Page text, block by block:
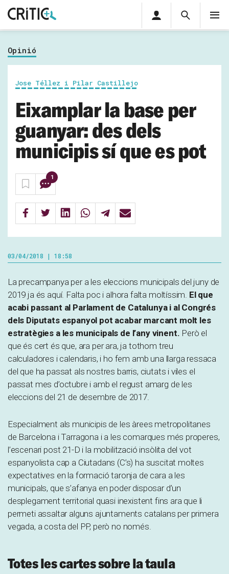
Cerca
Cerca
privada
Inicia sessió
Opinió
Jose Téllez i Pilar Castillejo
Eixamplar la base per
guanyar: des dels
municipis sí que es pot
1
03/04/2018 | 18:58
La precampanya per a les eleccions municipals del juny de
2019 ja és aquí. Falta poc i alhora falta moltíssim. El que
acabi passant al Parlament de Catalunya i al Congrés
dels Diputats espanyol pot acabar marcant molt les
estratègies a les municipals de l’any vinent. Però el
que és cert és que, ara per ara, ja tothom treu
calculadores i calendaris, i ho fem amb una llarga ressaca
del que ha passat als nostres barris, ciutats i viles el
passat mes d’octubre i amb el regust amarg de les
eleccions del 21 de desembre de 2017.
Especialment als municipis de les àrees metropolitanes
de Barcelona i Tarragona i a les comarques més properes,
l’escenari post 21-D i la mobilització insòlita del vot
espanyolista cap a Ciutadans (C’s) ha suscitat moltes
expectatives en la formació taronja de cara a les
municipals, que s’afanya en poder disposar d’un
desplegament territorial quasi inexistent fins ara que li
permeti assaltar alguns ajuntaments catalans per primera
vegada, a costa del PP, però no només.
Totes les cartes sobre la taula